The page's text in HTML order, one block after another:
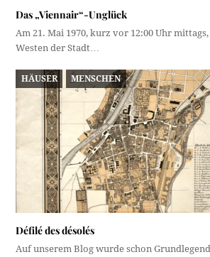
Das „Viennair“-Unglück
Am 21. Mai 1970, kurz vor 12:00 Uhr
Westen der Stadt…
HÄUSER MENSCHEN
Défilé des désolés
Auf unserem Blog wurde schon